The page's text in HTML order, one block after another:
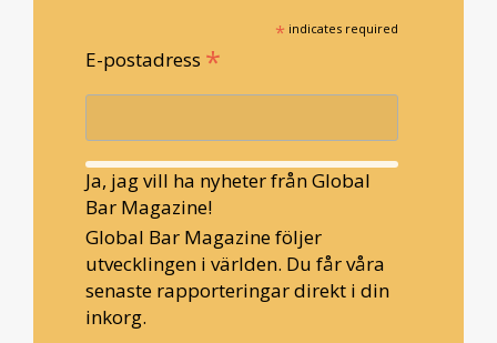
* indicates required
E-postadress *
Ja, jag vill ha nyheter från Global
Bar Magazine!
Global Bar Magazine följer
utvecklingen i världen. Du får våra
senaste rapporteringar direkt i din
inkorg.